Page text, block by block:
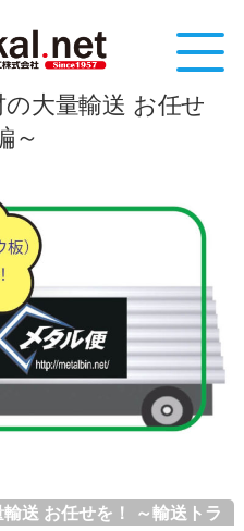
大量輸送 お任せ
～
送 お任せを！ ～輸送トラ